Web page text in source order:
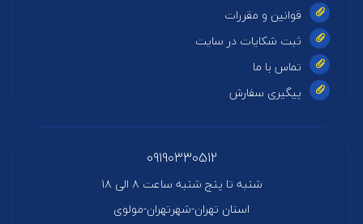
قوانین و مقررات
ثبت شکایات در سایت
تماس با ما
پیگیری سفارش
09190330512
شنبه تا پنج شنبه ساعت ۸ الی ۱۸
استان تهران-شهرتهران-مولوی